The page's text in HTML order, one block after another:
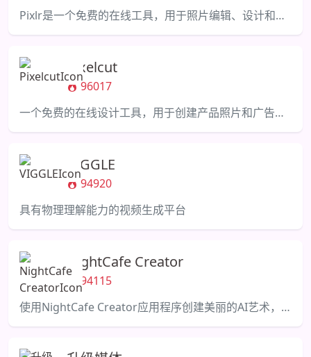
Pixlr是一个免费的在线工具，用于照片编辑、设计和基于人工智能的图像生成。
Pixelcut
96017
一个免费的在线设计工具，用于创建产品照片和广告，具有简单的背景去除和对象擦除功能。
VIGGLE
94920
具有物理理解能力的视频生成平台
NightCafe Creator
94115
使用NightCafe Creator应用程序创建美丽的AI艺术，并与充满活力的社区互动。